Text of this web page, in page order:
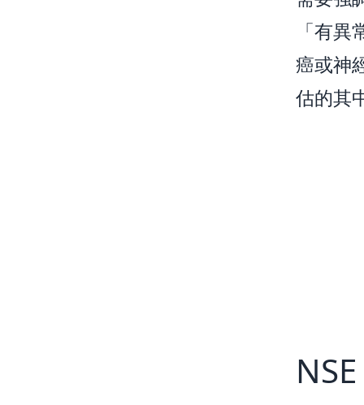
「有
癌或神
估的其